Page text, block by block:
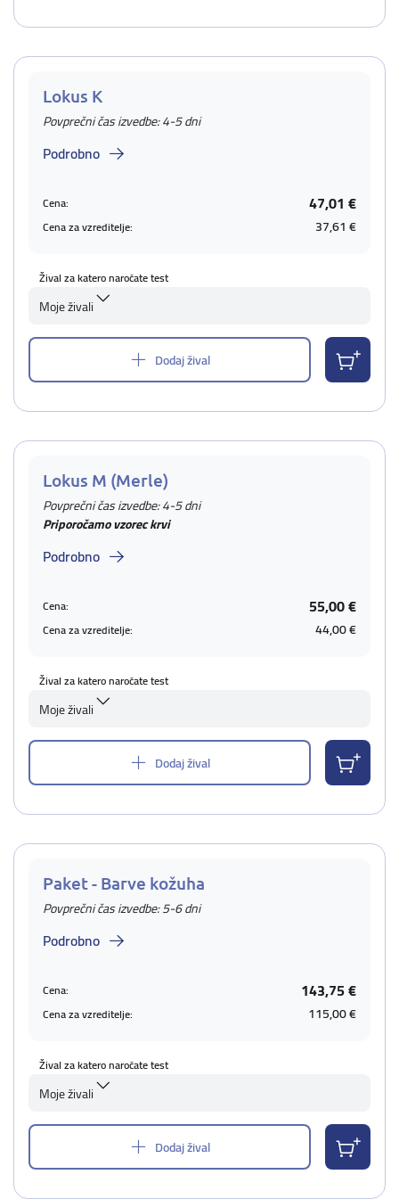
Lokus K
Povprečni čas izvedbe: 4-5 dni
Podrobno
Cena: 47,01 €
Cena za vzreditelje: 37,61 €
Žival za katero naročate test
Moje živali
Dodaj žival
Lokus M (Merle)
Povprečni čas izvedbe: 4-5 dni
Priporočamo vzorec krvi
Podrobno
Cena: 55,00 €
Cena za vzreditelje: 44,00 €
Žival za katero naročate test
Moje živali
Dodaj žival
Paket - Barve kožuha
Povprečni čas izvedbe: 5-6 dni
Podrobno
Cena: 143,75 €
Cena za vzreditelje: 115,00 €
Žival za katero naročate test
Moje živali
Dodaj žival